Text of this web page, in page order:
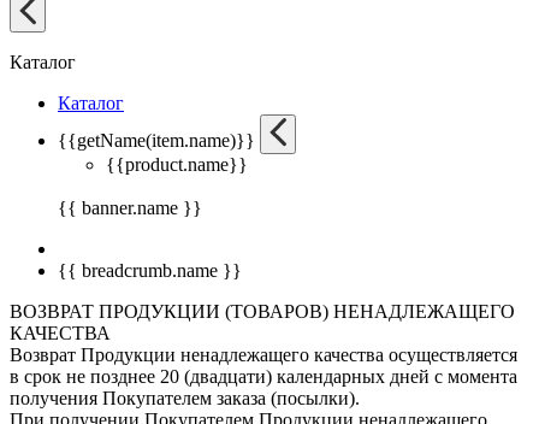
Каталог
Каталог
{{getName(item.name)}}
{{product.name}}
{{ banner.name }}
{{ breadcrumb.name }}
ВОЗВРАТ ПРОДУКЦИИ (ТОВАРОВ) НЕНАДЛЕЖАЩЕГО
КАЧЕСТВА
Возврат Продукции ненадлежащего качества осуществляется
в срок не позднее 20 (двадцати) календарных дней с момента
получения Покупателем заказа (посылки).
При получении Покупателем Продукции ненадлежащего